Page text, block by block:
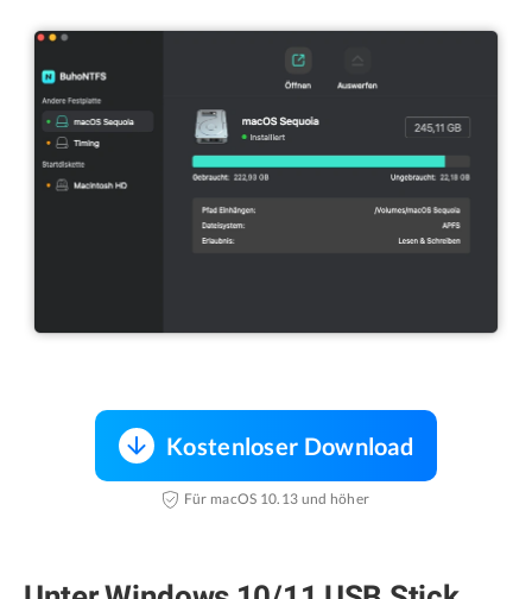
Kostenloser Download
Für macOS 10.13 und höher